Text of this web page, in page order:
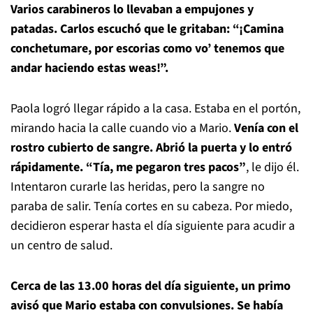
Varios carabineros lo llevaban a empujones y
patadas. Carlos escuchó que le gritaban: “¡Camina
conchetumare, por escorias como vo’ tenemos que
andar haciendo estas weas!”.
Paola logró llegar rápido a la casa. Estaba en el portón,
mirando hacia la calle cuando vio a Mario.Venía con el
rostro cubierto de sangre. Abrió la puerta y lo entró
rápidamente. “Tía, me pegaron tres pacos”, le dijo él.
Intentaron curarle las heridas, pero la sangre no
paraba de salir. Tenía cortes en su cabeza. Por miedo,
decidieron esperar hasta el día siguiente para acudir a
un centro de salud.
Cerca de las 13.00 horas del día siguiente, un primo
avisó que Mario estaba con convulsiones. Se había